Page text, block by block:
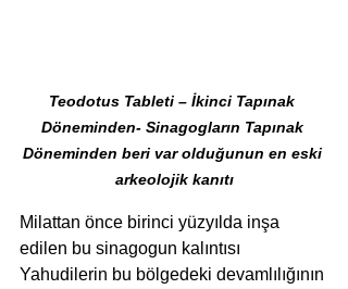
Teodotus Tableti – İkinci Tapınak
Döneminden- Sinagogların Tapınak
Döneminden beri var olduğunun en eski
arkeolojik kanıtı
Milattan önce birinci yüzyılda inşa
edilen bu sinagogun kalıntısı
Yahudilerin bu bölgedeki devamlılığının